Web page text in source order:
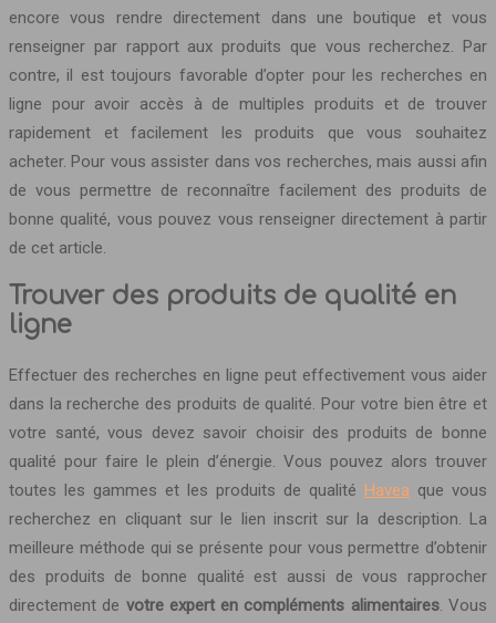
encore vous rendre directement dans une boutique et vous
renseigner par rapport aux produits que vous recherchez. Par
contre, il est toujours favorable d’opter pour les recherches en
ligne pour avoir accès à de multiples produits et de trouver
rapidement et facilement les produits que vous souhaitez
acheter. Pour vous assister dans vos recherches, mais aussi afin
de vous permettre de reconnaître facilement des produits de
bonne qualité, vous pouvez vous renseigner directement à partir
de cet article.
Trouver des produits de qualité en
ligne
Effectuer des recherches en ligne peut effectivement vous aider
dans la recherche des produits de qualité. Pour votre bien être et
votre santé, vous devez savoir choisir des produits de bonne
qualité pour faire le plein d’énergie. Vous pouvez alors trouver
toutes les gammes et les produits de qualité Havea que vous
recherchez en cliquant sur le lien inscrit sur la description. La
meilleure méthode qui se présente pour vous permettre d’obtenir
des produits de bonne qualité est aussi de vous rapprocher
directement de votre expert en compléments alimentaires. Vous